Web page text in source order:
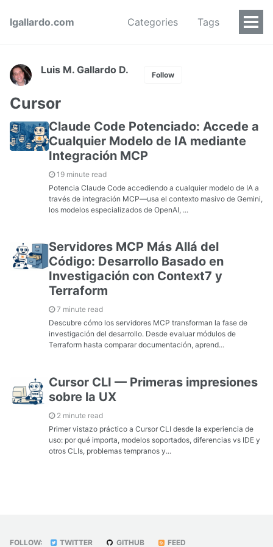
lgallardo.com Categories Tags
Luis M. Gallardo D. Follow
Cursor
Claude Code Potenciado: Accede a
Cualquier Modelo de IA mediante
Integración MCP
19 minute read
Potencia Claude Code accediendo a cualquier modelo de IA a
través de integración MCP—usa el contexto masivo de Gemini,
los modelos especializados de OpenAI, ...
Servidores MCP Más Allá del
Código: Desarrollo Basado en
Investigación con Context7 y
Terraform
7 minute read
Descubre cómo los servidores MCP transforman la fase de
investigación del desarrollo. Desde evaluar módulos de
Terraform hasta comparar documentación, aprend...
Cursor CLI — Primeras impresiones
sobre la UX
2 minute read
Primer vistazo práctico a Cursor CLI desde la experiencia de
uso: por qué importa, modelos soportados, diferencias vs IDE y
otros CLIs, problemas tempranos y...
FOLLOW: TWITTER GITHUB FEED